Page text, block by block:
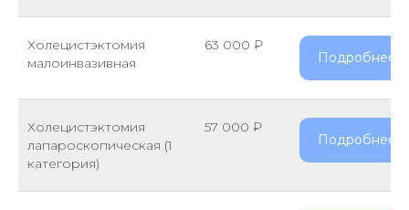
Холецистэктомия
малоинвазивная
63 000 ₽
Подробнее
Холецистэктомия
лапароскопическая (1
категория)
57 000 ₽
Подробнее